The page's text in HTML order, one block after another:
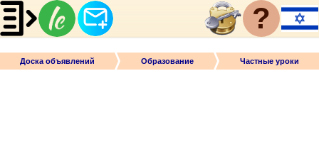
?
Доска объявлений Образование Частные уроки